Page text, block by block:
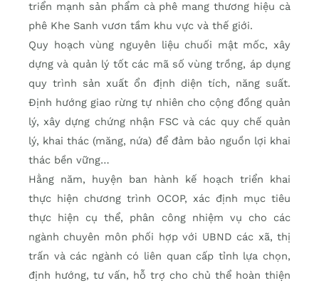
triển mạnh sản phẩm cà phê mang thương hiệu cà
phê Khe Sanh vươn tầm khu vực và thế giới.
Quy hoạch vùng nguyên liệu chuối mật mốc, xây
dựng và quản lý tốt các mã số vùng trồng, áp dụng
quy trình sản xuất ổn định diện tích, năng suất.
Định hướng giao rừng tự nhiên cho cộng đồng quản
lý, xây dựng chứng nhận FSC và các quy chế quản
lý, khai thác (măng, nứa) để đảm bảo nguồn lợi khai
thác bền vững…
Hằng năm, huyện ban hành kế hoạch triển khai
thực hiện chương trình OCOP, xác định mục tiêu
thực hiện cụ thể, phân công nhiệm vụ cho các
ngành chuyên môn phối hợp với UBND các xã, thị
trấn và các ngành có liên quan cấp tỉnh lựa chọn,
định hướng, tư vấn, hỗ trợ cho chủ thể hoàn thiện